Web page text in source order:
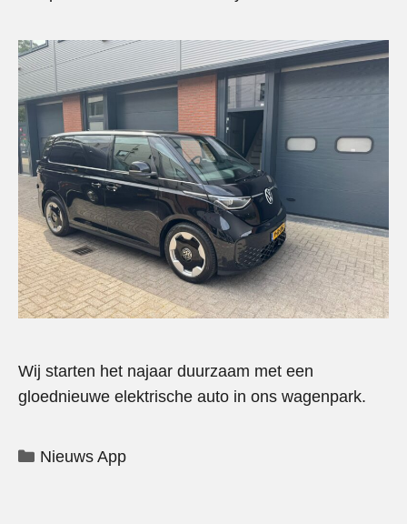
Wij starten het najaar duurzaam met een
gloednieuwe elektrische auto in ons wagenpark.
Categorieën
Nieuws App